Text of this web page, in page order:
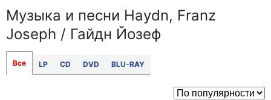
Музыка и песни Haydn, Franz
Joseph / Гайдн Йозеф
Все LP CD DVD BLU-RAY